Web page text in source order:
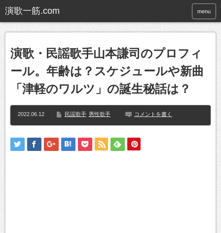
menu
演歌・民謡歌手山本謙司のプロフィ
ール。年齢は？スケジュールや新曲
「津軽のワルツ」の誕生秘話は？
2022.06.12 民謡歌手 男性歌手 コメントを書く